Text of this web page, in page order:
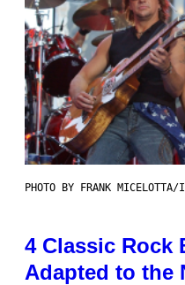
PHOTO BY FRANK MICELOTTA/
4 Classic Rock
Adapted to the